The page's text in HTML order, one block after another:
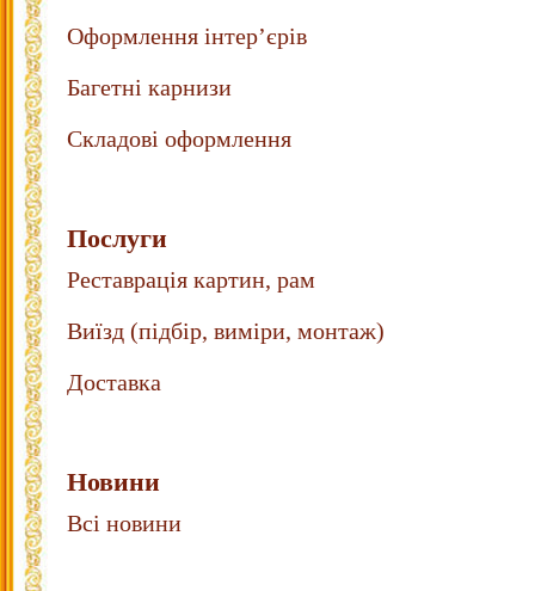
Оформлення інтер’єрів
Багетні карнизи
Складові оформлення
Послуги
Реставрація картин, рам
Виїзд (підбір, виміри, монтаж)
Доставка
Новини
Всі новини